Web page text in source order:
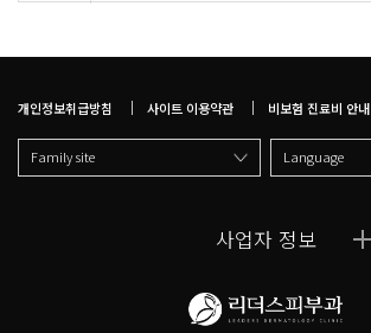
개인정보취급방침 사이트 이용약관 비보험 진료비 안내
Family site Language
사업자 정보